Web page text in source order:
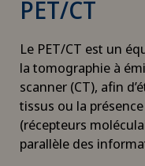
PET/CT
Le PET/CT est un
la tomographie à
scanner (CT), afin
tissus ou la
(récepteurs
parallèle des